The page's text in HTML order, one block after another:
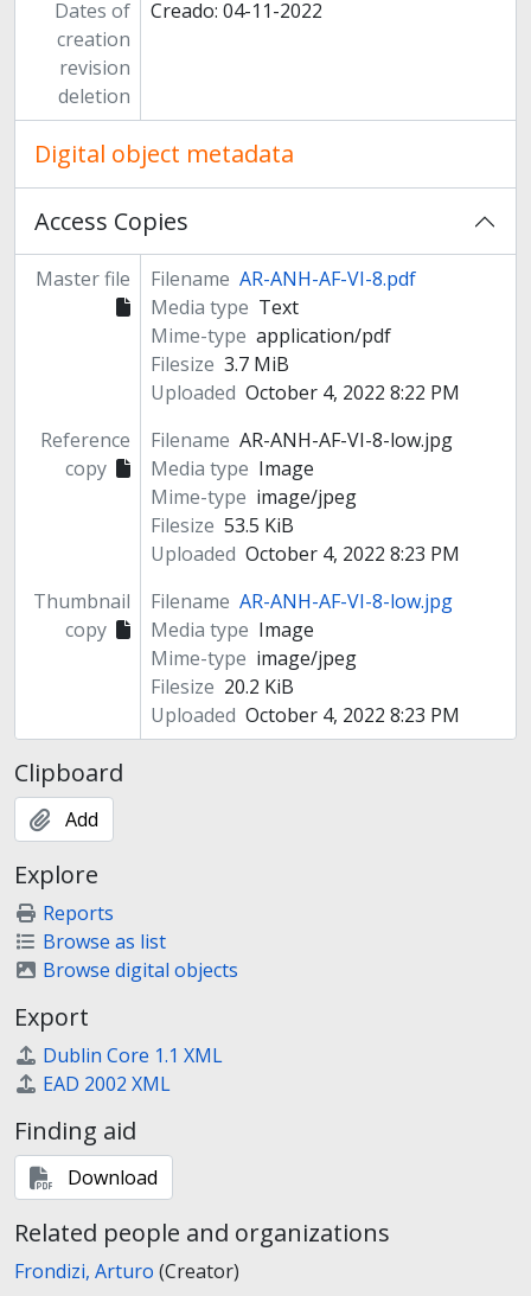
Dates of
creation
revision
deletion
Creado: 04-11-2022
Digital object metadata
Access Copies
Master file Filename AR-ANH-AF-VI-8.pdf
Media type Text
Mime-type application/pdf
Filesize 3.7 MiB
Uploaded October 4, 2022 8:22 PM
Reference
copy
Filename AR-ANH-AF-VI-8-low.jpg
Media type Image
Mime-type image/jpeg
Filesize 53.5 KiB
Uploaded October 4, 2022 8:23 PM
Thumbnail
copy
Filename AR-ANH-AF-VI-8-low.jpg
Media type Image
Mime-type image/jpeg
Filesize 20.2 KiB
Uploaded October 4, 2022 8:23 PM
Clipboard
Add
Explore
Reports
Browse as list
Browse digital objects
Export
Dublin Core 1.1 XML
EAD 2002 XML
Finding aid
Download
Related people and organizations
Frondizi, Arturo (Creator)